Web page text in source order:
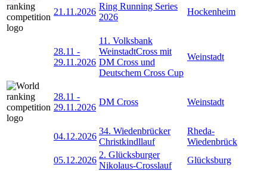
21.11.2026
Ring Running Series
2026
Hockenheim
28.11 -
29.11.2026
11. Volksbank
WeinstadtCross mit
DM Cross und
Deutschem Cross Cup
Weinstadt
28.11 -
29.11.2026
DM Cross Weinstadt
04.12.2026
34. Wiedenbrücker
Christkindllauf
Rheda-
Wiedenbrück
05.12.2026
2. Glücksburger
Nikolaus-Crosslauf
Glücksburg